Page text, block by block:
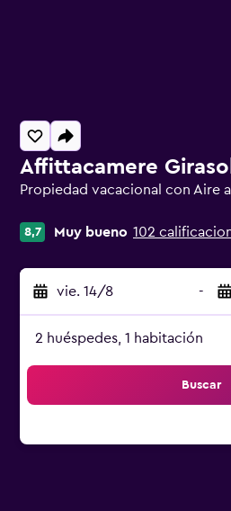
Affittacamere
Propiedad vacacional con Aire
8,7 Muy bueno 102
vie. 14/8 -
2 huéspedes, 1 habitación
Buscar